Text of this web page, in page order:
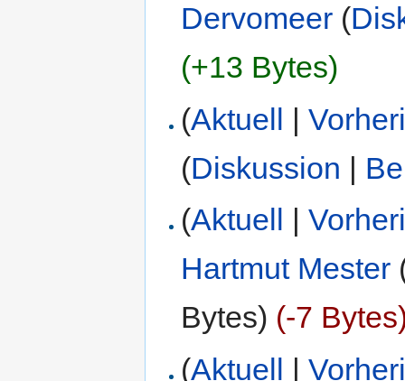
Dervomeer (
(+13 Bytes)
(Aktuell |
(Diskussion |
(Aktuell |
Hartmut Mester
Bytes) (-7
(Aktuell |